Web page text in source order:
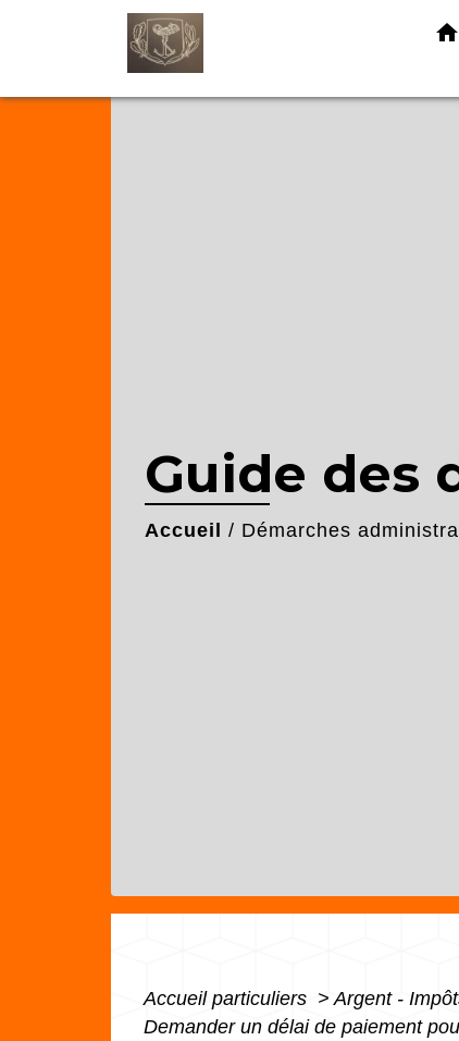
home
Guide des
Accueil / Démarches
Accueil particuliers > Argent -
Demander un délai de paiement